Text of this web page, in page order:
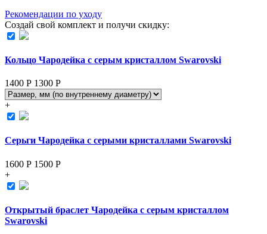
Рекомендации по уходу
Создай свой комплект и получи скидку:
Кольцо Чародейка с серым кристаллом Swarovski
1400 Р 1300 Р
+
Серьги Чародейка с серыми кристаллами Swarovski
1600 Р 1500 Р
+
Открытый браслет Чародейка с серым кристаллом
Swarovski